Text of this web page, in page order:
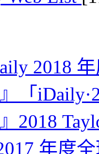
2018
「
2018
年度